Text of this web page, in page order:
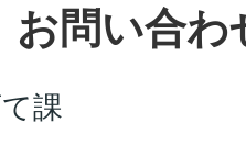
お問い合わ
課